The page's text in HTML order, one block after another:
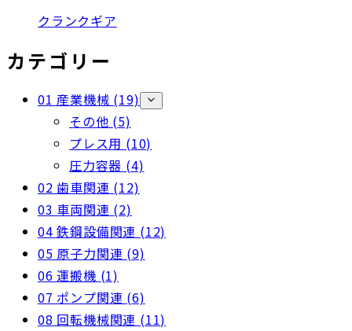
クランクギア
カテゴリー
01 産業機械 (19)
その他 (5)
プレス用 (10)
圧力容器 (4)
02 歯車関連 (12)
03 車両関連 (2)
04 鉄鋼設備関連 (12)
05 原子力関連 (9)
06 運搬機 (1)
07 ポンプ関連 (6)
08 回転機械関連 (11)